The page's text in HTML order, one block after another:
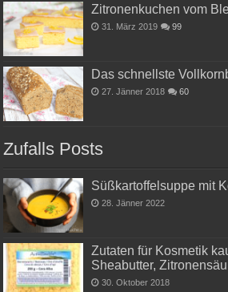
Zitronenkuchen vom
31. März 2019 99
Das schnellste
27. Jänner 2018 60
Zufalls Posts
Süßkartoffelsuppe mit
28. Jänner 2022
Zutaten für Kosmetik
Sheabutter,
30. Oktober 2018